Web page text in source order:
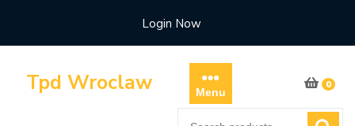
content
Login Now
Tpd Wroclaw Menu
0